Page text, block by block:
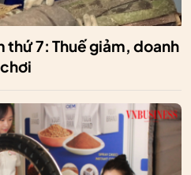
thứ 7: Thuế giảm, doanh